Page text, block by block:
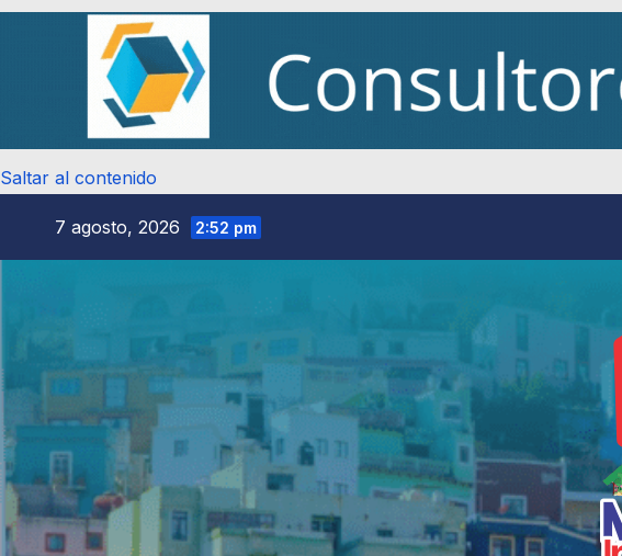
Saltar al contenido
7 agosto, 2026 2:52 pm